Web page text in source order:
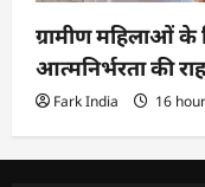
ग्रामीण महिलाओं के
आत्मनिर्भरता की राह
Fark India 16